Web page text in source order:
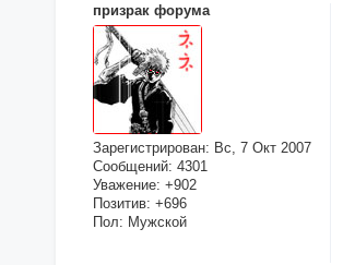
призрак форума
Зарегистрирован: Вс, 7 Окт 2007
Сообщений: 4301
Уважение: +902
Позитив: +696
Пол: Мужской